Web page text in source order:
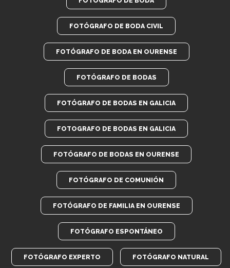
FOTÓGRAFO DE BODA CIVIL
FOTÓGRAFO DE BODA EN OURENSE
FOTÓGRAFO DE BODAS
FOTÓGRAFO DE BODAS EN GALICIA
FOTOGRAFO DE BODAS EN GALICIA
FOTÓGRAFO DE BODAS EN OURENSE
FOTÓGRAFO DE COMUNIÓN
FOTÓGRAFO DE FAMILIA EN OURENSE
FOTÓGRAFO ESPONTÁNEO
FOTÓGRAFO EXPERTO FOTÓGRAFO NATURAL